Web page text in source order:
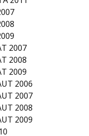
2007
2008
2009
2006
2007
2008
2009